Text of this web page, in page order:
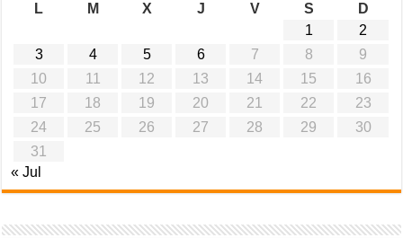
L
M X J V S
D
1
2
3
4 5 6 7 8
9
10
11 12 13 14 15
16
17
18 19 20 21 22
23
24
25 26 27 28 29
30
31
« Jul